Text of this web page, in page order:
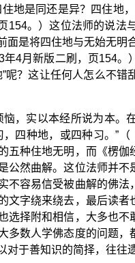
地是同还是异？四住地
154。）这位法师的说
是将四住地与无始无
4月新版二刷，页154
呢？这让任何人怎么不
恼，实以本经所说为本
四种地，或四种习。”
五种住地无明，而《楞
公然曲解。这位法师并
不容易信受被曲解的佛
文字绕来绕去，最后读
选择附和相信，大多也
多数人学佛态度的问题
于善知识的简择，往往